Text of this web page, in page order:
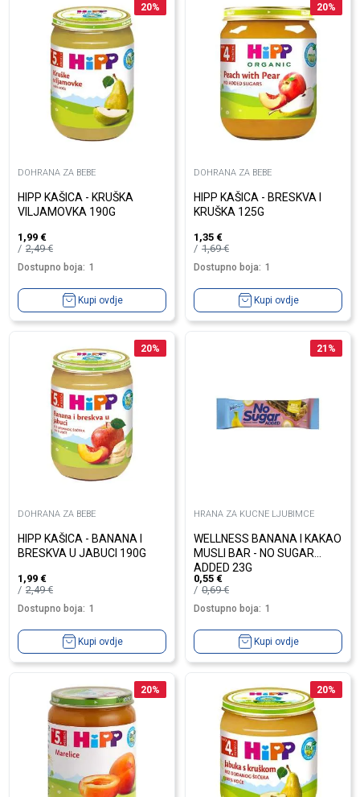
20%
DOHRANA ZA BEBE
HIPP KAŠICA - KRUŠKA
VILJAMOVKA 190G
1,99 €
2,49€
Dostupno boja: 1
Kupi ovdje
20%
DOHRANA ZA BEBE
HIPP KAŠICA - BRESKVA I
KRUŠKA 125G
1,35 €
1,69€
Dostupno boja: 1
Kupi ovdje
20%
DOHRANA ZA BEBE
HIPP KAŠICA - BANANA I
BRESKVA U JABUCI 190G
1,99 €
2,49€
Dostupno boja: 1
Kupi ovdje
21 %
HRANA ZA KUCNE LJUBIMCE
WELLNESS BANANA I KAKAO
MUSLI BAR - NO SUGAR
ADDED 23G
0,55 €
0,69€
Dostupno boja: 1
Kupi ovdje
20% 20%